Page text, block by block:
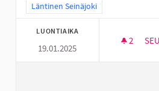
Rajaa tulokset teeman mukaan:
Läntinen Seinäjoki
LUONTIAIKA
19.01.2025
2 2